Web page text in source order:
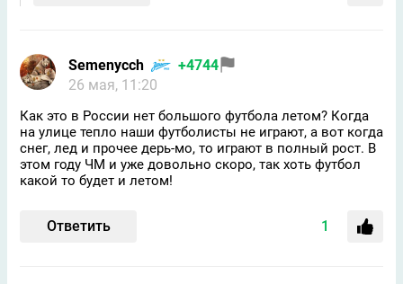
Semenycch
+4744
26 мая, 11:20
Как это в России нет большого футбола летом? Когда
на улице тепло наши футболисты не играют, а вот когда
снег, лед и прочее дерь-мо, то играют в полный рост. В
этом году ЧМ и уже довольно скоро, так хоть футбол
какой то будет и летом!
Ответить 1